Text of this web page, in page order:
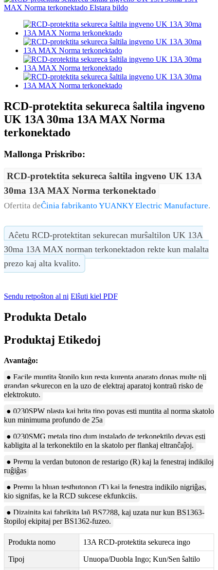
RCD-protektita sekureca ŝaltila ingveno
UK 13A 30ma 13A MAX Norma
terkonektado
Mallonga Priskribo:
RCD-protektita sekureca ŝaltila ingveno UK 13A
30ma 13A MAX Norma terkonektado
Ofertita deĈinia fabrikanto YUANKY Electric Manufacture.
Aĉetu RCD-protektitan sekurecan murŝaltilon UK 13A
30ma 13A MAX norman terkonektadon rekte kun malalta
prezo kaj alta kvalito.
Sendu retpoŝton al ni Elŝuti kiel PDF
Produkta Detalo
Produktaj Etikedoj
Avantaĝo:
● Facile muntita ŝtopilo kun resta kurenta aparato donas multe pli
grandan sekurecon en la uzo de elektraj aparatoj kontraŭ risko de
elektrokuto.
● 0230SPW plasta kaj brita tipo povas esti muntita al norma skatolo
kun minimuma profundo de 25a
● 0230SMG metala tipo dum instalado de terkonektilo devas esti
kabligita al la terkonektilo en la skatolo per flankaj eltranĉaĵoj.
● Premu la verdan butonon de restarigo (R) kaj la fenestraj indikiloj
ruĝiĝas
● Premu la bluan testbutonon (T) kaj la fenestra indikilo nigriĝas,
kio signifas, ke la RCD sukcese ekfunkciis.
● Dizajnita kaj fabrikita laŭ BS7288, kaj uzata nur kun BS1363-
ŝtopiloj ekipitaj per BS1362-fuzeo.
Produkta nomo 13A RCD-protektita sekureca ingo
Tipoj Unuopa/Duobla Ingo; Kun/Sen ŝaltilo